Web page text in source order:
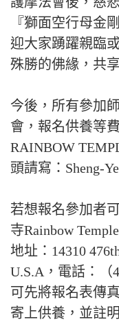
『獅面空行母金
迎大家踴躍親臨
殊勝的佛緣，共
今後，所有參加
會，報名供養等
RAINBOW
頭請寫：Sheng-
若想報名參加者
寺Rainbow Temple
地址：14310
U.S.A，電話：（
可先將報名表傳
寄上供養，並註